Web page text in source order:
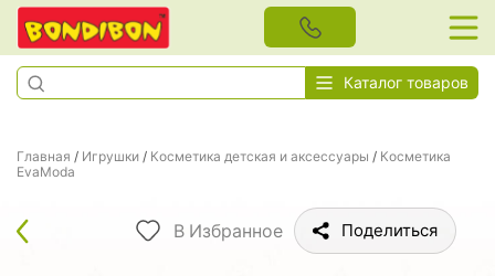
Каталог товаров
Главная / Игрушки / Косметика детская и аксессуары / Косметика
EvaModa
В Избранное Поделиться